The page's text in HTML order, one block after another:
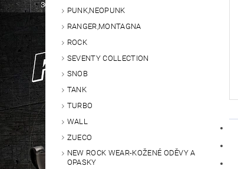
PUNK,NEOPUNK
RANGER,MONTAGNA
ROCK
SEVENTY COLLECTION
SNOB
TANK
TURBO
WALL
ZUECO
NEW ROCK WEAR-KOŽENÉ ODĚVY A
OPASKY